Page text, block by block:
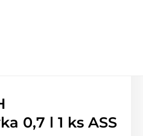
0,7 l 1 ks ASS